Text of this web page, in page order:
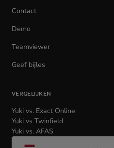
Contact
Demo
Teamviewer
Geef bijles
VERGELIJKEN
Yuki vs. Exact Online
Yuki vs Twinfield
Yuki vs. AFAS